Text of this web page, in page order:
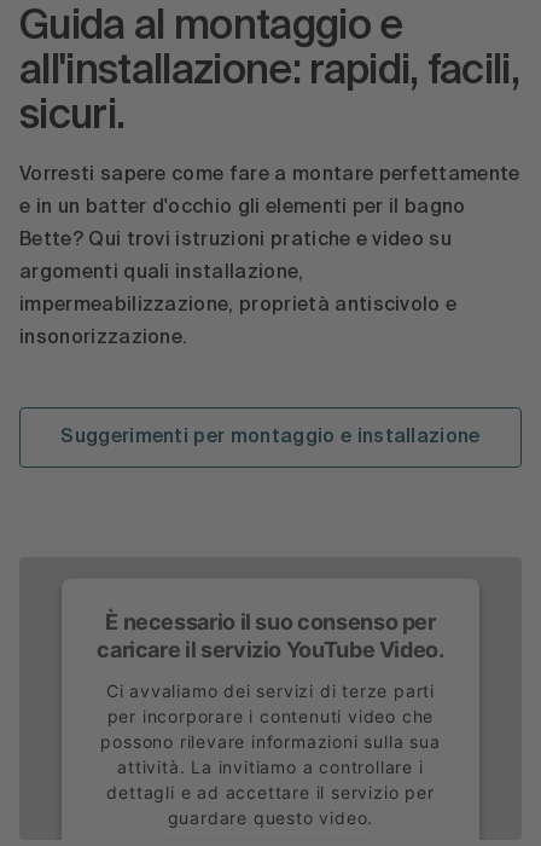
Guida al montaggio e
all'installazione: rapidi, facili,
sicuri.
Vorresti sapere come fare a montare perfettamente
e in un batter d'occhio gli elementi per il bagno
Bette? Qui trovi istruzioni pratiche e video su
argomenti quali installazione,
impermeabilizzazione, proprietà antiscivolo e
insonorizzazione.
Suggerimenti per montaggio e installazione
È necessario il suo consenso per
caricare il servizio YouTube Video.
Ci avvaliamo dei servizi di terze parti
per incorporare i contenuti video che
possono rilevare informazioni sulla sua
attività. La invitiamo a controllare i
dettagli e ad accettare il servizio per
guardare questo video.